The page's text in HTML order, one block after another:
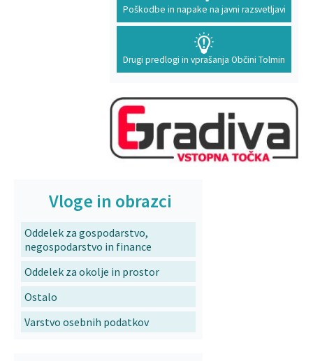
Poškodbe in napake na javni razsvetljavi
Drugi predlogi in vprašanja Občini Tolmin
Vloge in obrazci
Oddelek za gospodarstvo,
negospodarstvo in finance
Oddelek za okolje in prostor
Ostalo
Varstvo osebnih podatkov